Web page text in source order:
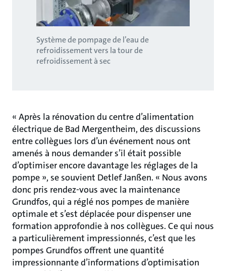
Système de pompage de l’eau de
refroidissement vers la tour de
refroidissement à sec
« Après la rénovation du centre d’alimentation
électrique de Bad Mergentheim, des discussions
entre collègues lors d’un événement nous ont
amenés à nous demander s’il était possible
d’optimiser encore davantage les réglages de la
pompe », se souvient Detlef Janßen. « Nous avons
donc pris rendez-vous avec la maintenance
Grundfos, qui a réglé nos pompes de manière
optimale et s’est déplacée pour dispenser une
formation approfondie à nos collègues. Ce qui nous
a particulièrement impressionnés, c’est que les
pompes Grundfos offrent une quantité
impressionnante d’informations d’optimisation